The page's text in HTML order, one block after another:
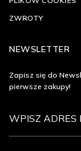
ZWROTY
NEWSLETTER
Zapisz się do
pierwsze zakupy!